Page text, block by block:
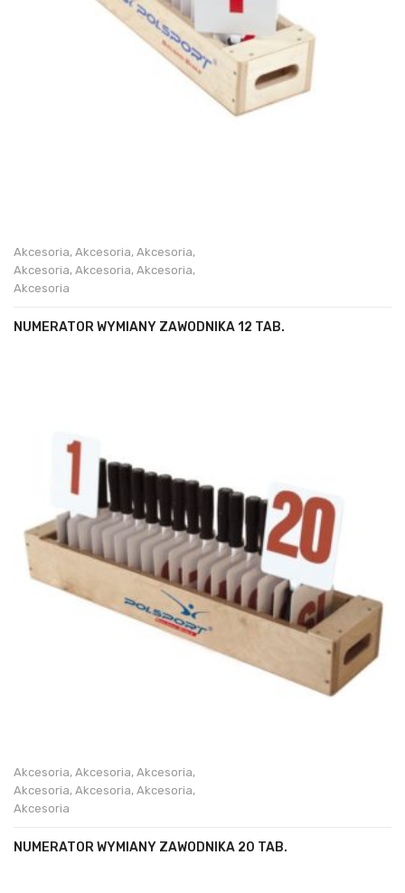
Akcesoria, Akcesoria, Akcesoria,
Akcesoria, Akcesoria, Akcesoria,
Akcesoria
NUMERATOR WYMIANY ZAWODNIKA 12 TAB.
Akcesoria, Akcesoria, Akcesoria,
Akcesoria, Akcesoria, Akcesoria,
Akcesoria
NUMERATOR WYMIANY ZAWODNIKA 20 TAB.